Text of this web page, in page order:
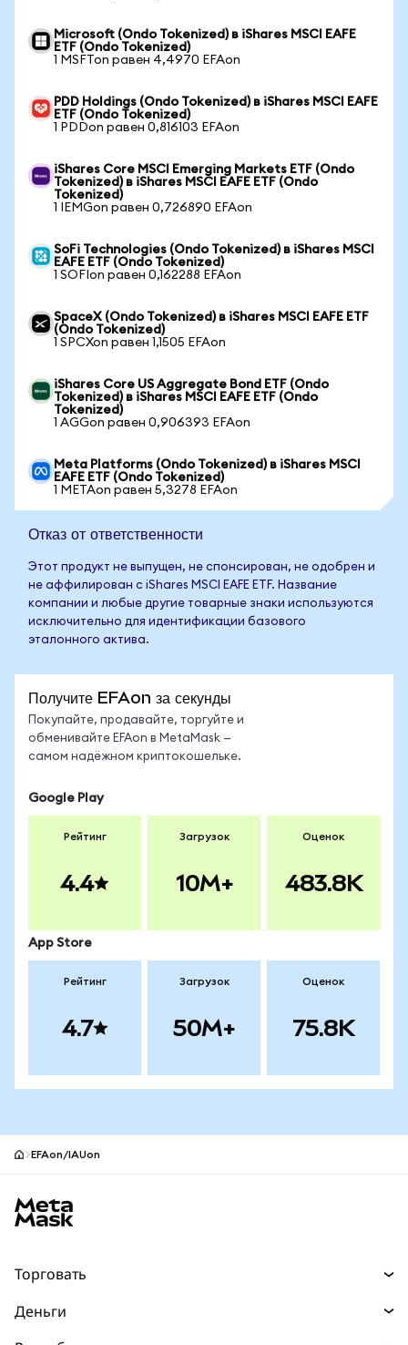
Microsoft (Ondo Tokenized) в iShares MSCI EAFE
ETF (Ondo Tokenized)
1 MSFTon равен 4,4970 EFAon
PDD Holdings (Ondo Tokenized) в iShares MSCI EAFE
ETF (Ondo Tokenized)
1 PDDon равен 0,816103 EFAon
iShares Core MSCI Emerging Markets ETF (Ondo
Tokenized) в iShares MSCI EAFE ETF (Ondo
Tokenized)
1 IEMGon равен 0,726890 EFAon
SoFi Technologies (Ondo Tokenized) в iShares MSCI
EAFE ETF (Ondo Tokenized)
1 SOFIon равен 0,162288 EFAon
SpaceX (Ondo Tokenized) в iShares MSCI EAFE ETF
(Ondo Tokenized)
1 SPCXon равен 1,1505 EFAon
iShares Core US Aggregate Bond ETF (Ondo
Tokenized) в iShares MSCI EAFE ETF (Ondo
Tokenized)
1 AGGon равен 0,906393 EFAon
Meta Platforms (Ondo Tokenized) в iShares MSCI
EAFE ETF (Ondo Tokenized)
1 METAon равен 5,3278 EFAon
Отказ от ответственности
Этот продукт не выпущен, не спонсирован, не одобрен и
не аффилирован с iShares MSCI EAFE ETF. Название
компании и любые другие товарные знаки используются
исключительно для идентификации базового
эталонного актива.
Получите EFAon за секунды
Покупайте, продавайте, торгуйте и
обменивайте EFAon в MetaMask —
самом надёжном криптокошельке.
Google Play
Рейтинг
4.4
Загрузок
10M+
Оценок
483.8K
App Store
Рейтинг
4.7
Загрузок
50M+
Оценок
75.8K
EFAon/IAUon
Торговать
Деньги